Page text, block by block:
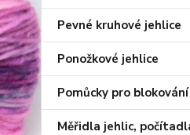
Pevné kruhové jehlice
Ponožkové jehlice
Pomůcky pro blokování
Měřidla jehlic,